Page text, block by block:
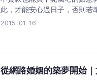
此，才能安心過日子，否則若
2015-01-16
從網路婚姻的築夢開始